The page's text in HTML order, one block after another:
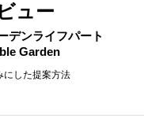
ュー
デンライフパート
Garden
にした提案方法